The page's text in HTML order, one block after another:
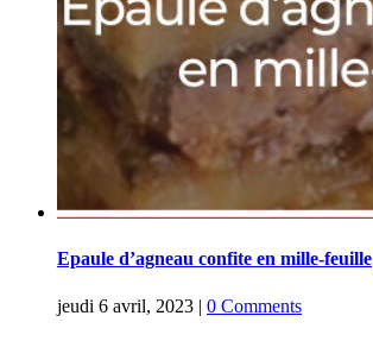
Epaule d’agneau confite en mille-feuille
jeudi 6 avril, 2023 | 0 Comments